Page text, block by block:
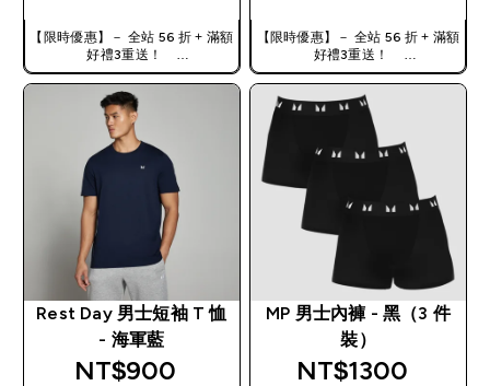
【限時優惠】－ 全站 56 折 + 滿額
好禮3重送！
使用優惠碼，獲得額外折扣：
TW56
【限時優惠】－ 全站 56 折 + 滿額
好禮3重送！
使用優惠碼，獲得額外折扣：
Rest Day 男士短袖 T 恤
- 海軍藍
NT$900‎
MP 男士內褲 - 黑（3 件
裝）
NT$1300‎